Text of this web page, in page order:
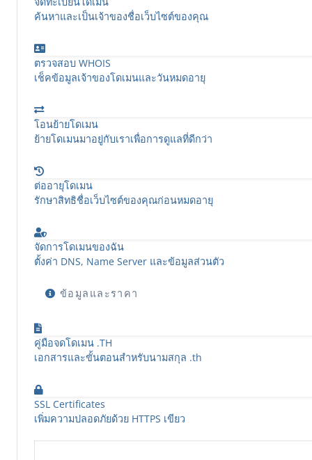
ค้นหาและเป็นเจ้าของชื่อเว็บไซต์ของคุณ
ตรวจสอบ WHOIS
เช็คข้อมูลเจ้าของโดเมนและวันหมดอายุ
โอนย้ายโดเมน
ย้ายโดเมนมาอยู่กับเราเพื่อการดูแลที่ดีกว่า
ต่ออายุโดเมน
รักษาสิทธิชื่อเว็บไซต์ของคุณก่อนหมดอายุ
จัดการโดเมนของฉัน
ตั้งค่า DNS, Name Server และข้อมูลส่วนตัว
ข้อมูลและราคา
คู่มือจดโดเมน .TH
เอกสารและขั้นตอนสำหรับนามสกุล .th
SSL Certificates
เพิ่มความปลอดภัยด้วย HTTPS เขียว